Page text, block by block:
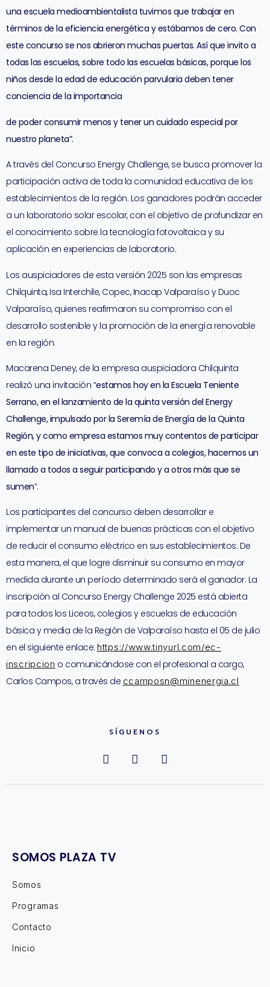
una escuela medioambientalista tuvimos que trabajar en
términos de la eficiencia energética y estábamos de cero. Con
este concurso se nos abrieron muchas puertas. Así que invito a
todas las escuelas, sobre todo las escuelas básicas, porque los
niños desde la edad de educación parvularia deben tener
conciencia de la importancia
de poder consumir menos y tener un cuidado especial por
nuestro planeta”.
A través del Concurso Energy Challenge, se busca promover la
participación activa de toda la comunidad educativa de los
establecimientos de la región. Los ganadores podrán acceder
a un laboratorio solar escolar, con el objetivo de profundizar en
el conocimiento sobre la tecnología fotovoltaica y su
aplicación en experiencias de laboratorio.
Los auspiciadores de esta versión 2025 son las empresas
Chilquinta, Isa Interchile, Copec, Inacap Valparaíso y Duoc
Valparaíso, quienes reafirmaron su compromiso con el
desarrollo sostenible y la promoción de la energía renovable
en la región.
Macarena Deney, de la empresa auspiciadora Chilquinta
realizó una invitación “estamos hoy en la Escuela Teniente
Serrano, en el lanzamiento de la quinta versión del Energy
Challenge, impulsado por la Seremía de Energía de la Quinta
Región, y como empresa estamos muy contentos de participar
en este tipo de iniciativas, que convoca a colegios, hacemos un
llamado a todos a seguir participando y a otros más que se
sumen”.
Los participantes del concurso deben desarrollar e
implementar un manual de buenas prácticas con el objetivo
de reducir el consumo eléctrico en sus establecimientos. De
esta manera, el que logre disminuir su consumo en mayor
medida durante un período determinado será el ganador. La
inscripción al Concurso Energy Challenge 2025 está abierta
para todos los Liceos, colegios y escuelas de educación
básica y media de la Región de Valparaíso hasta el 05 de julio
en el siguiente enlace: https://www.tinyurl.com/ec-
inscripcion o comunicándose con el profesional a cargo,
Carlos Campos, a través de ccamposn@minenergia.cl
SÍGUENOS
SOMOS PLAZA TV
Somos
Programas
Contacto
Inicio